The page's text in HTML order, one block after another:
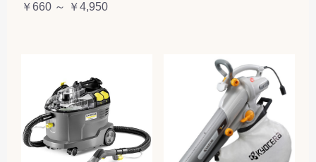
￥660 ～ ￥4,950